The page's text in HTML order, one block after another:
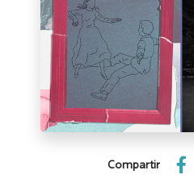
Compartir